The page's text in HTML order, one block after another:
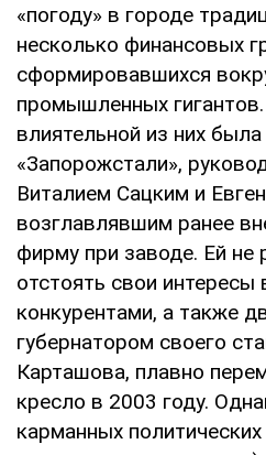
«погоду» в городе
несколько финансовых
сформировавшихся
промышленных
влиятельной из них была
«Запорожстали»,
Виталием Сацким и
возглавлявшим ранее
фирму при заводе. Ей не
отстоять свои интересы
конкурентами, а также
губернатором своего
Карташова, плавно
кресло в 2003 году.
карманных